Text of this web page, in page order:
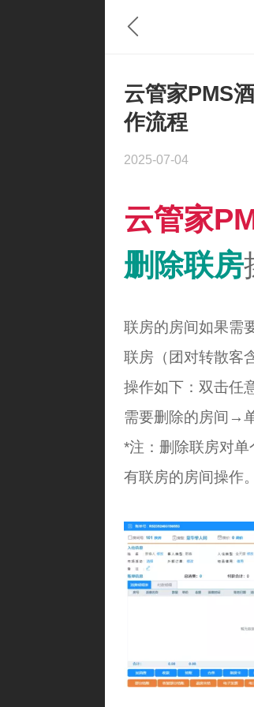
云管家PMS
作流程
2025-07-04
云管家
删除联房
联房的房间如果需
联房（团对转散客
操作如下：双击任
需要删除的房间→单
*注：删除联房对
有联房的房间操作。